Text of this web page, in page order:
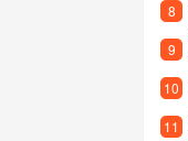
8
9
10
11